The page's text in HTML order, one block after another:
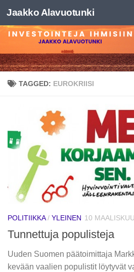
Skip to content
Jaakko Alavuotunki
TAGGED: EUROKRIISI
POLITIIKKA/ YLEINEN 10
Tunnettuja populisteja
Uuden Suomen päätoimittaja
kevään vaalien populistit löytyvät